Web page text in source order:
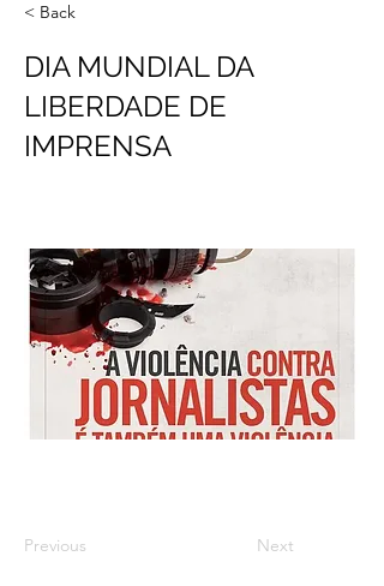
< Back
DIA MUNDIAL DA
LIBERDADE DE
IMPRENSA
Previous Next